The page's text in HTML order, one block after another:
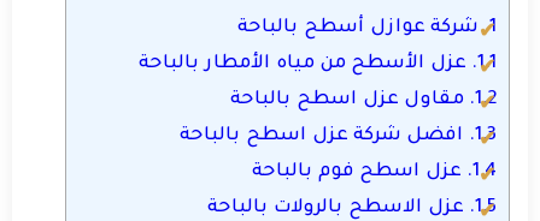
1. شركة عوازل أسطح بالباحة
1.1. عزل الأسطح من مياه الأمطار بالباحة
1.2. مقاول عزل اسطح بالباحة
1.3.
افضل شركة عزل اسطح بالباحة
1.4. عزل اسطح فوم بالباحة
1.5. عزل الاسطح بالرولات بالباحة